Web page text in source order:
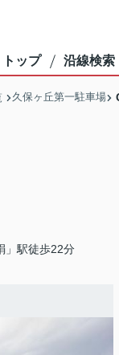
トップ 沿線検索
久保ヶ丘第一駐車場
」駅徒歩22分